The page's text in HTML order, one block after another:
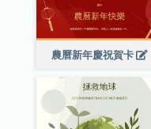
農曆新年慶祝賀卡